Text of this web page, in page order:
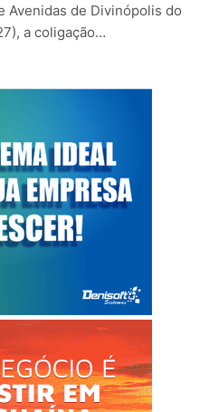
Avenidas de Divinópolis do
a coligação…